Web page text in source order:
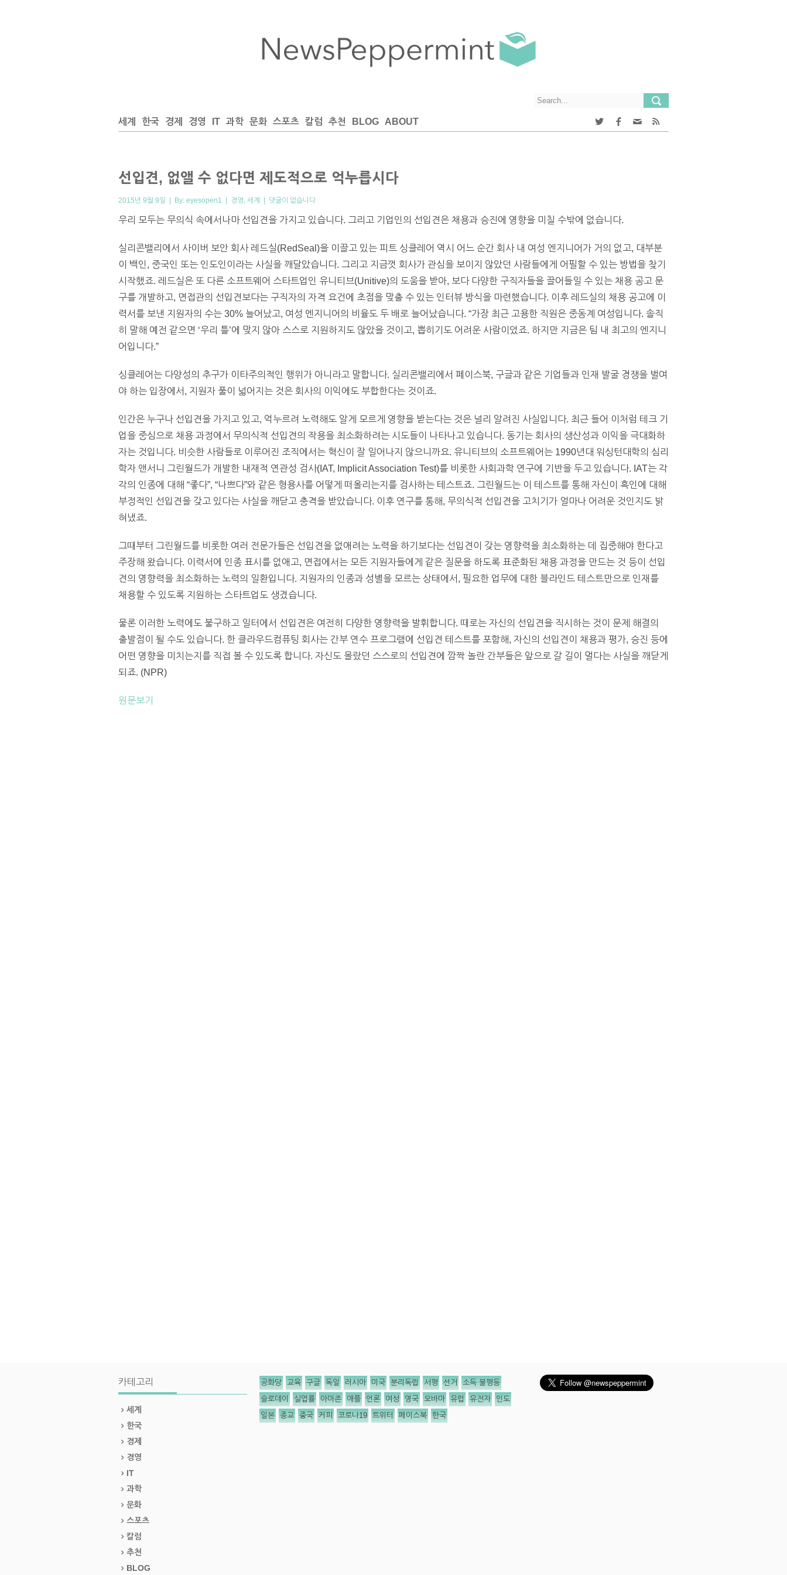
세계 한국 경제 경영 IT 과학 문화 스포츠 칼럼 추천 BLOG ABOUT
선입견, 없앨 수 없다면 제도적으로 억누릅시다
2015년 9월 9일 | By: eyesopen1 | 경영, 세계 | 댓글이 없습니다
우리 모두는 무의식 속에서나마 선입견을 가지고 있습니다. 그리고 기업인의 선입견은 채용과 승진에 영향을 미칠 수밖에 없습니다.
실리콘밸리에서 사이버 보안 회사 레드실(RedSeal)을 이끌고 있는 피트 싱클레어 역시 어느 순간 회사 내 여성 엔지니어가 거의 없고, 대부분
이 백인, 중국인 또는 인도인이라는 사실을 깨달았습니다. 그리고 지금껏 회사가 관심을 보이지 않았던 사람들에게 어필할 수 있는 방법을 찾기
시작했죠. 레드실은 또 다른 소프트웨어 스타트업인 유니티브(Unitive)의 도움을 받아, 보다 다양한 구직자들을 끌어들일 수 있는 채용 공고 문
구를 개발하고, 면접관의 선입견보다는 구직자의 자격 요건에 초점을 맞출 수 있는 인터뷰 방식을 마련했습니다. 이후 레드실의 채용 공고에 이
력서를 보낸 지원자의 수는 30% 늘어났고, 여성 엔지니어의 비율도 두 배로 늘어났습니다. “가장 최근 고용한 직원은 중동계 여성입니다. 솔직
히 말해 예전 같으면 ‘우리 틀’에 맞지 않아 스스로 지원하지도 않았을 것이고, 뽑히기도 어려운 사람이었죠. 하지만 지금은 팀 내 최고의 엔지니
어입니다.”
싱클레어는 다양성의 추구가 이타주의적인 행위가 아니라고 말합니다. 실리콘밸리에서 페이스북, 구글과 같은 기업들과 인재 발굴 경쟁을 벌여
야 하는 입장에서, 지원자 풀이 넓어지는 것은 회사의 이익에도 부합한다는 것이죠.
인간은 누구나 선입견을 가지고 있고, 억누르려 노력해도 알게 모르게 영향을 받는다는 것은 널리 알려진 사실입니다. 최근 들어 이처럼 테크 기
업을 중심으로 채용 과정에서 무의식적 선입견의 작용을 최소화하려는 시도들이 나타나고 있습니다. 동기는 회사의 생산성과 이익을 극대화하
자는 것입니다. 비슷한 사람들로 이루어진 조직에서는 혁신이 잘 일어나지 않으니까요. 유니티브의 소프트웨어는 1990년대 워싱턴대학의 심리
학자 앤서니 그린월드가 개발한 내재적 연관성 검사(IAT, Implicit Association Test)를 비롯한 사회과학 연구에 기반을 두고 있습니다. IAT는 각
각의 인종에 대해 “좋다”, “나쁘다”와 같은 형용사를 어떻게 떠올리는지를 검사하는 테스트죠. 그린월드는 이 테스트를 통해 자신이 흑인에 대해
부정적인 선입견을 갖고 있다는 사실을 깨닫고 충격을 받았습니다. 이후 연구를 통해, 무의식적 선입견을 고치기가 얼마나 어려운 것인지도 밝
혀냈죠.
그때부터 그린월드를 비롯한 여러 전문가들은 선입견을 없애려는 노력을 하기보다는 선입견이 갖는 영향력을 최소화하는 데 집중해야 한다고
주장해 왔습니다. 이력서에 인종 표시를 없애고, 면접에서는 모든 지원자들에게 같은 질문을 하도록 표준화된 채용 과정을 만드는 것 등이 선입
견의 영향력을 최소화하는 노력의 일환입니다. 지원자의 인종과 성별을 모르는 상태에서, 필요한 업무에 대한 블라인드 테스트만으로 인재를
채용할 수 있도록 지원하는 스타트업도 생겼습니다.
물론 이러한 노력에도 불구하고 일터에서 선입견은 여전히 다양한 영향력을 발휘합니다. 때로는 자신의 선입견을 직시하는 것이 문제 해결의
출발점이 될 수도 있습니다. 한 클라우드컴퓨팅 회사는 간부 연수 프로그램에 선입견 테스트를 포함해, 자신의 선입견이 채용과 평가, 승진 등에
어떤 영향을 미치는지를 직접 볼 수 있도록 합니다. 자신도 몰랐던 스스로의 선입견에 깜짝 놀란 간부들은 앞으로 갈 길이 멀다는 사실을 깨닫게
되죠. (NPR)
원문보기
카테고리
세계
한국
경제
경영
IT
과학
문화
스포츠
칼럼
추천
BLOG
공화당 교육 구글 독일 러시아 미국 분리독립 서평 선거 소득 불평등
슬로데이 실업률 아마존 애플 언론 여성 영국 오바마 유럽 유전자 인도
일본 종교 중국 커피 코로나19 트위터 페이스북 한국